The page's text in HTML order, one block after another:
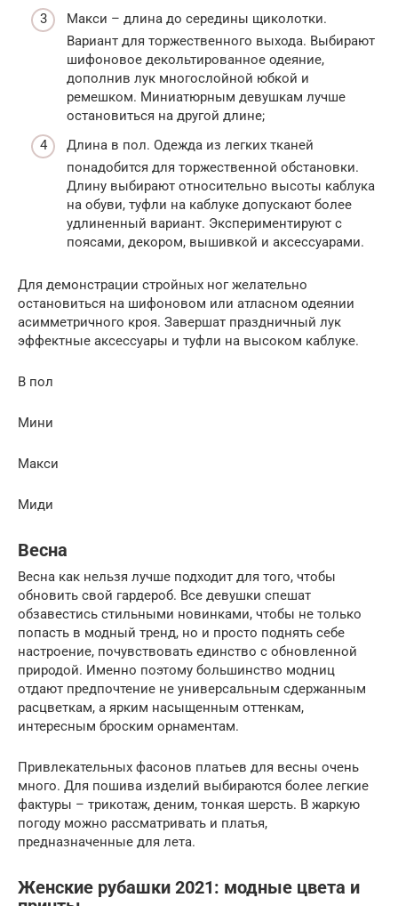
Макси – длина до середины щиколотки.
Вариант для торжественного выхода. Выбирают
шифоновое декольтированное одеяние,
дополнив лук многослойной юбкой и
ремешком. Миниатюрным девушкам лучше
остановиться на другой длине;
Длина в пол. Одежда из легких тканей
понадобится для торжественной обстановки.
Длину выбирают относительно высоты каблука
на обуви, туфли на каблуке допускают более
удлиненный вариант. Экспериментируют с
поясами, декором, вышивкой и аксессуарами.
Для демонстрации стройных ног желательно
остановиться на шифоновом или атласном одеянии
асимметричного кроя. Завершат праздничный лук
эффектные аксессуары и туфли на высоком каблуке.
В пол
Мини
Макси
Миди
Весна
Весна как нельзя лучше подходит для того, чтобы
обновить свой гардероб. Все девушки спешат
обзавестись стильными новинками, чтобы не только
попасть в модный тренд, но и просто поднять себе
настроение, почувствовать единство с обновленной
природой. Именно поэтому большинство модниц
отдают предпочтение не универсальным сдержанным
расцветкам, а ярким насыщенным оттенкам,
интересным броским орнаментам.
Привлекательных фасонов платьев для весны очень
много. Для пошива изделий выбираются более легкие
фактуры – трикотаж, деним, тонкая шерсть. В жаркую
погоду можно рассматривать и платья,
предназначенные для лета.
Женские рубашки 2021: модные цвета и